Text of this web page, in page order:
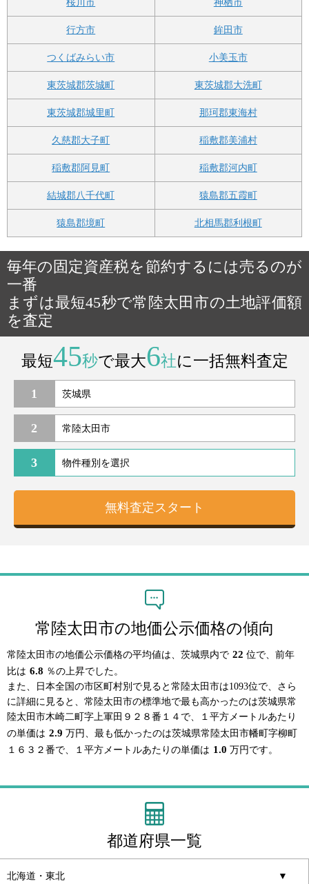
桜川市 神栖市
行方市 鉾田市
つくばみらい市 小美玉市
東茨城郡茨城町 東茨城郡大洗町
東茨城郡城里町 那珂郡東海村
久慈郡大子町 稲敷郡美浦村
稲敷郡阿見町 稲敷郡河内町
結城郡八千代町 猿島郡五霞町
猿島郡境町 北相馬郡利根町
毎年の固定資産税を節約するには売るのが
一番
まずは最短45秒で常陸太田市の土地評価額
を査定
最短45秒で最大6社に一括無料査定
1
2
3
常陸太田市の地価公示価格の傾向
常陸太田市の地価公示価格の平均値は、茨城県内で 22 位で、前年
比は 6.8 ％の上昇でした。
また、日本全国の市区町村別で見ると常陸太田市は1093位で、さら
に詳細に見ると、常陸太田市の標準地で最も高かったのは茨城県常
陸太田市木崎二町字上軍田９２８番１４で、１平方メートルあたり
の単価は 2.9 万円、最も低かったのは茨城県常陸太田市幡町字柳町
１６３２番で、１平方メートルあたりの単価は 1.0 万円です。
都道府県一覧
北海道・東北 ▼